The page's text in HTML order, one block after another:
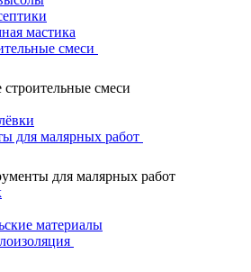
мастика
смеси
смеси
для малярных работ
для малярных работ
материалы